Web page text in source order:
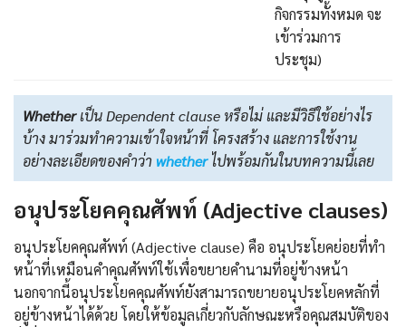
กิจกรรมทั้งหมด จะ
เข้าร่วมการ
ประชุม)
Whetherเป็น Dependent clause หรือไม่ และมีวิธีใช้อย่างไร
บ้าง มาร่วมทำความเข้าใจหน้าที่ โครงสร้าง และการใช้งาน
อย่างละเอียดของคำว่า whetherไปพร้อมกันในบทความนี้เลย
อนุประโยคคุณศัพท์ (Adjective clauses)
อนุประโยคคุณศัพท์ (Adjective clause) คือ อนุประโยคย่อยที่ทำ
หน้าที่เหมือนคำคุณศัพท์ใช้เพื่อขยายคำนามที่อยู่ข้างหน้า
นอกจากนี้อนุประโยคคุณศัพท์ยังสามารถขยายอนุประโยคหลักที่
อยู่ข้างหน้าได้ด้วย โดยให้ข้อมูลเกี่ยวกับลักษณะหรือคุณสมบัติของ